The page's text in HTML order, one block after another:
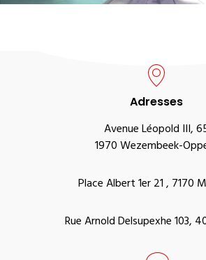
Adresses
Avenue Léopold III,
1970 Wezembeek-
Place Albert 1er 21 , 7170
Rue Arnold Delsupexhe 103,